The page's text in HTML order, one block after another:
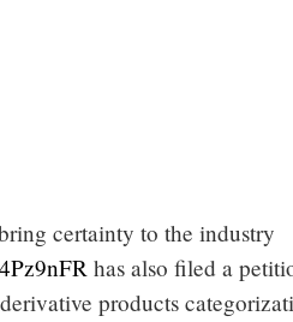
certainty to the industry
has also filed a
products